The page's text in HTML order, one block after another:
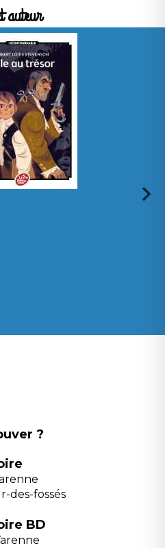
auteur
?
des-fossés
BD